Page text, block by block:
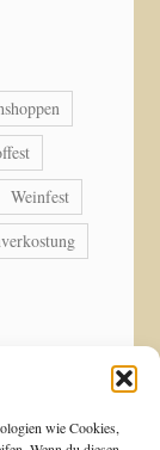
wie Cookies,
Weinfest
Alle